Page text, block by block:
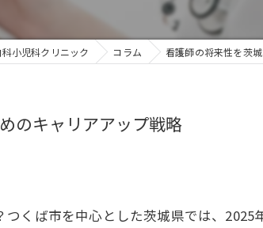
小児科クリニック コラム 看護師の将来性を茨
のキャリアアップ戦略
くば市を中心とした茨城県では、